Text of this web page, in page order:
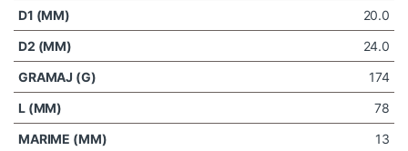
20.0
24.0
174
78
13